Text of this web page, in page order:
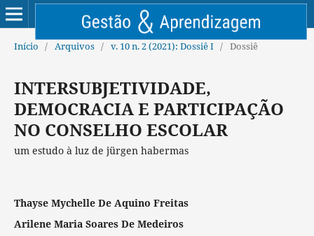
Início / Arquivos / v. 10 n. 2 (2021): Dossiê I / Dossiê
INTERSUBJETIVIDADE,
DEMOCRACIA E PARTICIPAÇÃO
NO CONSELHO ESCOLAR
um estudo à luz de jürgen habermas
Thayse Mychelle De Aquino Freitas
Arilene Maria Soares De Medeiros